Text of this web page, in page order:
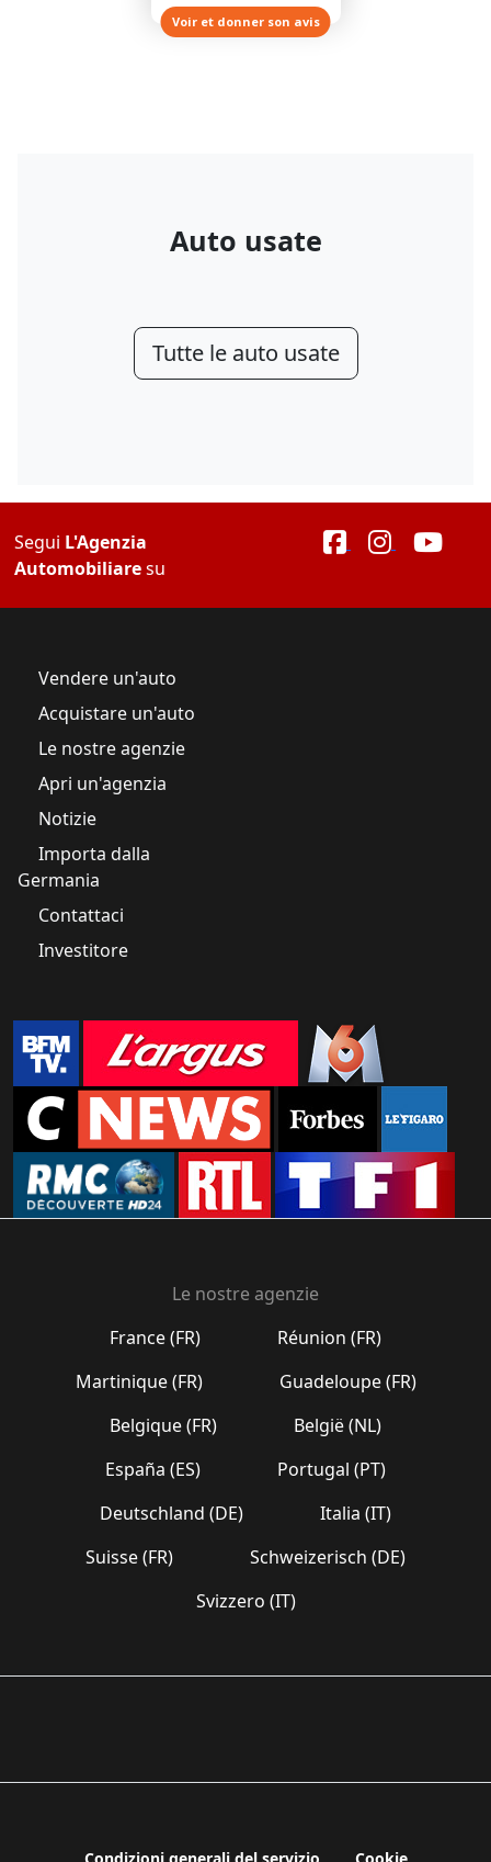
Voir et donner son avis
Auto usate
Tutte le auto usate
Segui L'Agenzia
Automobiliaresu
Vendere un'auto
Acquistare un'auto
Le nostre agenzie
Apri un'agenzia
Notizie
Importa dalla
Germania
Contattaci
Investitore
Le nostre agenzie
France (FR)
Réunion (FR)
Martinique (FR)
Guadeloupe (FR)
Belgique (FR)
België (NL)
España (ES)
Portugal (PT)
Deutschland (DE)
Italia (IT)
Suisse (FR)
Schweizerisch (DE)
Svizzero (IT)